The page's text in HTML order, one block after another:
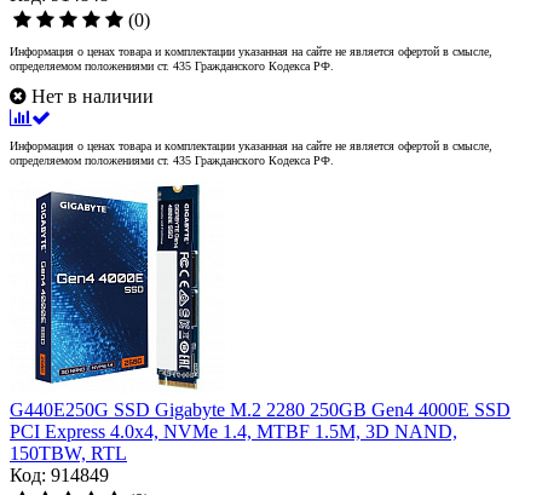
(0)
Информация о ценах товара и комплектации указанная на сайте не является офертой в смысле,
определяемом положениями ст. 435 Гражданского Кодекса РФ.
Нет в наличии
Информация о ценах товара и комплектации указанная на сайте не является офертой в смысле,
определяемом положениями ст. 435 Гражданского Кодекса РФ.
G440E250G SSD Gigabyte M.2 2280 250GB Gen4 4000E SSD
PCI Express 4.0x4, NVMe 1.4, MTBF 1.5M, 3D NAND,
150TBW, RTL
Код: 914849